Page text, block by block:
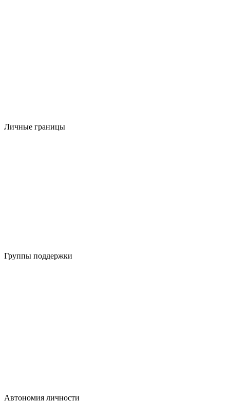
Личные границы
Группы поддержки
Автономия личности